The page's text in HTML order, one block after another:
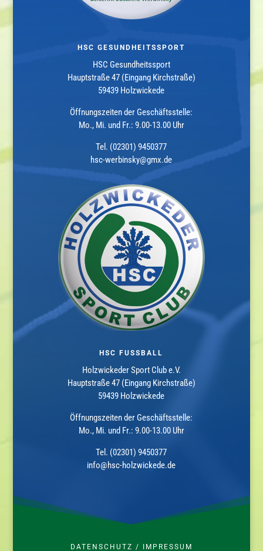
HSC GESUNDHEITSSPORT
HSC Gesundheitssport
Hauptstraße 47 (Eingang Kirchstraße)
59439 Holzwickede
Öffnungszeiten der Geschäftsstelle:
Mo., Mi. und Fr.: 9.00-13.00 Uhr
Tel. (02301) 9450377
hsc-werbinsky@gmx.de
HSC FUSSBALL
Holzwickeder Sport Club e.V.
Hauptstraße 47 (Eingang Kirchstraße)
59439 Holzwickede
Öffnungszeiten der Geschäftsstelle:
Mo., Mi. und Fr.: 9.00-13.00 Uhr
Tel. (02301) 9450377
info@hsc-holzwickede.de
DATENSCHUTZ / IMPRESSUM